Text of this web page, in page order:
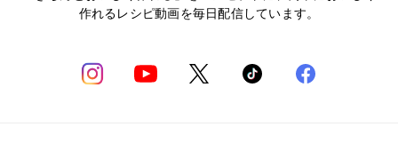
作れるレシピ動画を毎日配信しています。